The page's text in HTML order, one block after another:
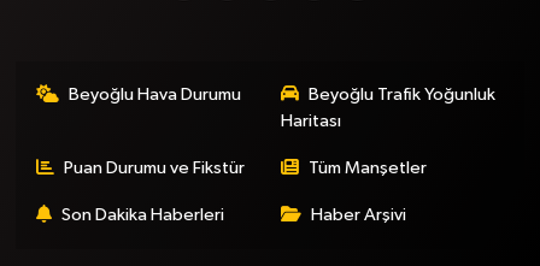
Beyoğlu Hava Durumu
Beyoğlu Trafik Yoğunluk
Haritası
Puan Durumu ve Fikstür Tüm Manşetler
Son Dakika Haberleri Haber Arşivi